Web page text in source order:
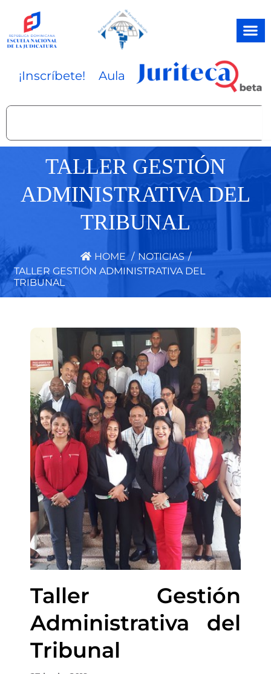
contenido
¡Inscríbete! Aula
Search
TALLER GESTIÓN
ADMINISTRATIVA DEL
TRIBUNAL
HOME / NOTICIAS /
TALLER GESTIÓN ADMINISTRATIVA DEL
TRIBUNAL
Taller Gestión
Administrativa del
Tribunal